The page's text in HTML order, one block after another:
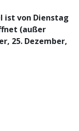
ist von Dienstag
(außer
25. Dezember,